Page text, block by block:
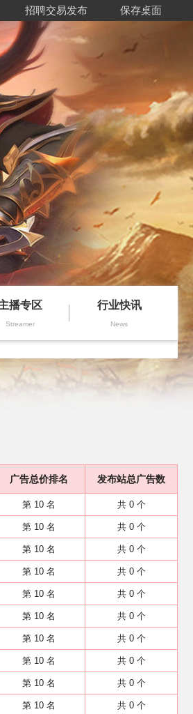
招聘交易发布 保存桌面
播专区
Streamer
行业快讯
News
广告总价排名 发布站总广告数
第 10 名 共 0 个
第 10 名 共 0 个
第 10 名 共 0 个
第 10 名 共 0 个
第 10 名 共 0 个
第 10 名 共 0 个
第 10 名 共 0 个
第 10 名 共 0 个
第 10 名 共 0 个
第 10 名 共 0 个